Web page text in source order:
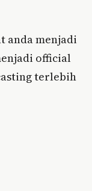
anda menjadi
official
terlebih